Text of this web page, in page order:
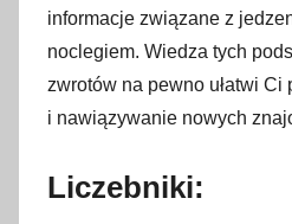
a
n
w
informacje związane z
noclegiem. Wiedza tych
zwrotów na pewno ułatwi Ci
i nawiązywanie nowych
Liczebniki: